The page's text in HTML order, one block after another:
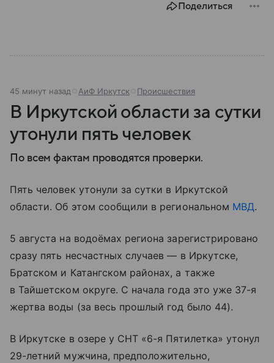
России, какие задачи выполняет министерство, как
Поделиться
45 минут назад АиФ Иркутск Происшествия
В Иркутской области за сутки
утонули пять человек
По всем фактам проводятся проверки.
Пять человек утонули за сутки в Иркутской
области. Об этом сообщили в региональном МВД.
5 августа на водоёмах региона зарегистрировано
сразу пять несчастных случаев — в Иркутске,
Братском и Катангском районах, а также
в Тайшетском округе. С начала года это уже 37-я
жертва воды (за весь прошлый год было 44).
В Иркутске в озере у СНТ «6-я Пятилетка» утонул
29-летний мужчина, предположительно,